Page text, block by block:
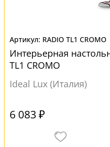
RADIO TL1 CROMO
Интерьерная
TL1 CROMO
Ideal Lux (Италия)
6 083 ₽